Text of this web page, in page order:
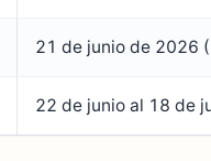
21 de junio de 2026
22 de junio al 18 de